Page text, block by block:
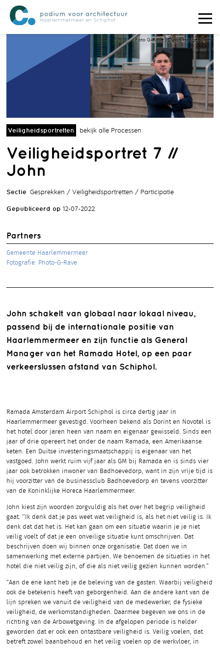
Foto G-Rave | Dylan Hoogeboom
Veiligheidsportretten bekijk alle Processen
Veiligheidsportret 7 //
John
Sectie Gesprekken Veiligheidsportretten Participatie
Gepubliceerd op 12-07-2022
Partners
Gemeente Haarlemmermeer
Fotografie: Photo-G-Rave
John schakelt van globaal naar lokaal niveau,
passend bij de internationale positie van
Haarlemmermeer en zijn functie als General
Manager van het Ramada Hotel, op een paar
verkeerslussen afstand van Schiphol.
Ramada Amsterdam Airport Schiphol is circa dertig jaar in
Haarlemmermeer gevestigd. Voorheen bekend als Dorint en Novotel is
het hotel door jaren heen van naam en eigenaar gewisseld. Sinds een
jaar of drie opereert het onder de naam Ramada, een Amerikaanse
keten. Een Duitse investeringsmaatschappij is eigenaar van het
vastgoed. John werkt ruim vijf jaar als GM bij Ramada en is sinds vier
jaar ook betrokken inwoner van Badhoevedorp, want in zijn vrije tijd is
hij voorzitter van de businessclub Badhoevedorp en tevens voorzitter
van de Koninklijke Horeca Haarlemmermeer.
John kiest zijn woorden zorgvuldig als het over het begrip veiligheid
gaat. ‘’Ik denk dat je pas weet wat veiligheid is, als het niet veilig is. Ik
denk dat dat het is. Het kan gaan om een situatie waarin je je niet
veilig voelt of dat je een onveilige situatie kunt omschrijven. Dat
beschrijven doen wij binnen onze organisatie. Dat doen we in
samenwerking met externe partijen. We benoemen de situaties in het
hotel die niet veilig zijn, of die als niet veilig gezien kunnen worden.”
“Aan de ene kant heb je de beleving van de gasten. Waarbij veiligheid
ook de betekenis heeft van geborgenheid. Aan de andere kant van de
lijn spreken we vanuit de veiligheid van de medewerker, de fysieke
veiligheid, de werkomstandigheden. Daarmee begeven we ons in de
richting van de Arbowetgeving. In de afgelopen periode is helder
geworden dat er ook een ontastbare veiligheid is. Veilig voelen, dat
betreft zowel baanbehoud en het veilig voelen op de werkvloer, in